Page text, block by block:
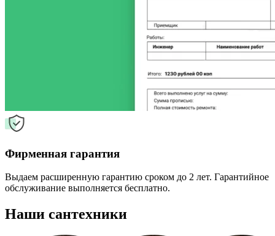
Фирменная гарантия
Выдаем расширенную гарантию сроком до 2 лет. Гарантийное
обслуживание выполняется бесплатно.
Наши сантехники